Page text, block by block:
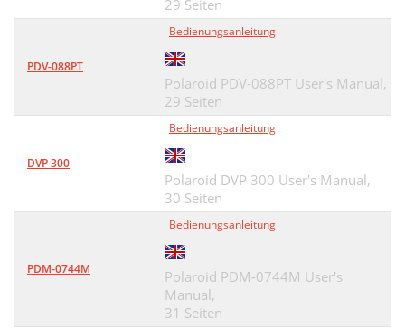
29 Seiten
PDV-088PT
Bedienungsanleitung
Polaroid PDV-088PT User's Manual,
29 Seiten
DVP 300
Bedienungsanleitung
Polaroid DVP 300 User's Manual,
30 Seiten
PDM-0744M
Bedienungsanleitung
Polaroid PDM-0744M User's
Manual,
31 Seiten